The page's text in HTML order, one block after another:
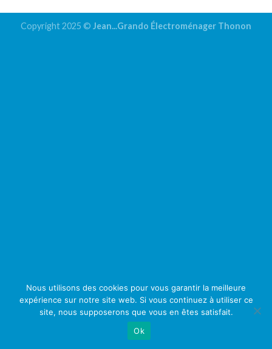
Copyright 2025 © Jean...Grando Électroménager Thonon
Nous utilisons des cookies pour vous garantir la meilleure
expérience sur notre site web. Si vous continuez à utiliser ce
site, nous supposerons que vous en êtes satisfait.
Ok